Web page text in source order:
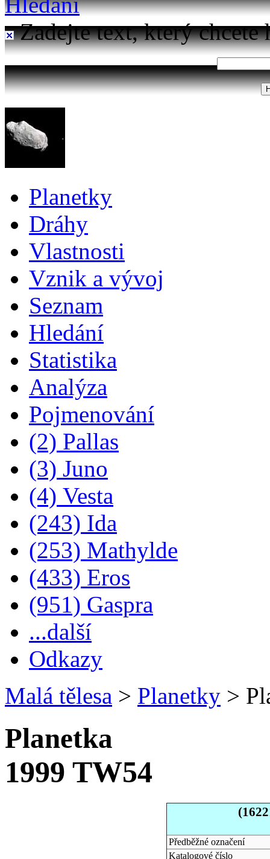
Zadejte text, který chcete
Planetky
Dráhy
Vlastnosti
Vznik a vývoj
Seznam
Hledání
Statistika
Analýza
Pojmenování
(2) Pallas
(3) Juno
(4) Vesta
(243) Ida
(253) Mathylde
(433) Eros
(951) Gaspra
...další
Odkazy
Malá tělesa > Planetky >
Planetka
1999 TW54
Předběžné označení
Katalogové číslo